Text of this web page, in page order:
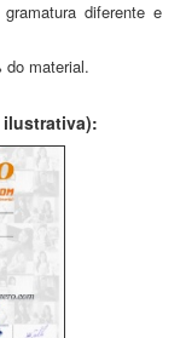
diferente e
do material.
ilustrativa):